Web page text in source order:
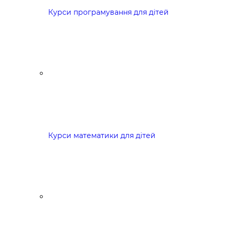
Курси програмування для дітей
Курси математики для дітей